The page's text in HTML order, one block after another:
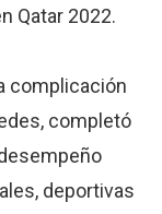
Qatar 2022.
complicación
completó
deportivas